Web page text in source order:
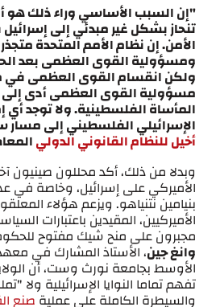
"إن السبب الأساسي وراء ذلك هو
تنحاز بشكل غير مبدئي إلى
الأمن. إن نظام الأمم المتحدة
ومسؤولية القوى العظمى بعد
ولكن انقسام القوى العظمى في
مسؤولية القوى العظمى أدى إلى
المأساة الفلسطينية. ولا توجد أي
الإسرائيلي الفلسطيني إلى
أخيل للنظام القانوني الدولي
وبدلا من ذلك، أكد محللون صينيون
الأميركي على إسرائيل، وخاصة في
بنيامين نتنياهو. ويزعم هؤلاء
الأميركيين، المقيدين باعتبارات
مجبرون على منح شيك مفتوح
وانغ جين، الأستاذ المشارك في
الأوسط بجامعة نورث وست، أن
تفهم تماما النوايا الإسرائيلية ولا
والسيطرة الكاملة على عملية صنع